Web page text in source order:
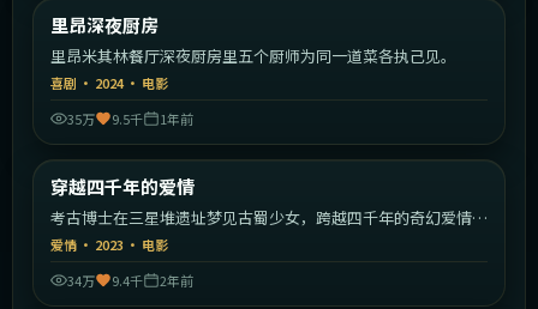
热门
里昂深夜厨房
里昂米其林餐厅深夜厨房里五个厨师为同一道菜各执己见。
喜剧 · 2024· 电影
35万
9.5千 1年前
热门
穿越四千年的爱情
考古博士在三星堆遗址梦见古蜀少女，跨越四千年的奇幻爱情就
此展开。
爱情 · 2023 · 电影
34万
9.4千 2年前